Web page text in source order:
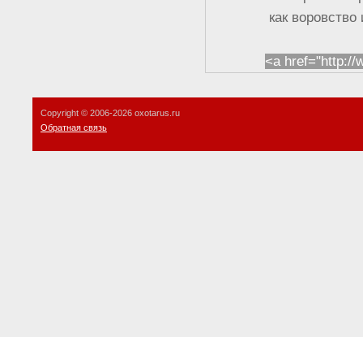
как
<a href="http://
Copyright © 2006-2026 oxotarus.ru
Обратная связь